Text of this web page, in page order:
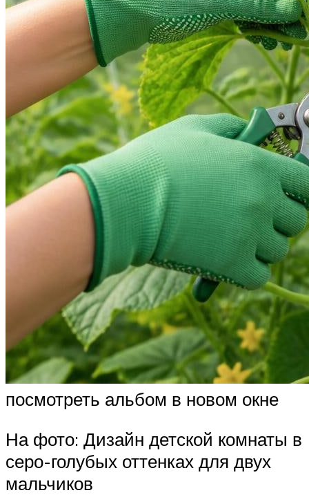
посмотреть альбом в новом окне
На фото: Дизайн детской комнаты в
серо-голубых оттенках для двух
мальчиков